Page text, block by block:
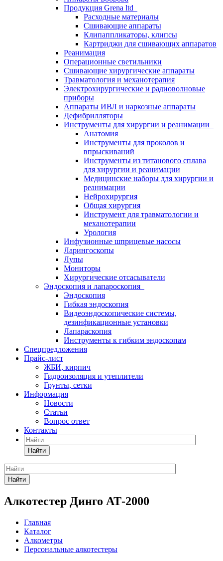
Продукция Grena ltd
Расходные материалы
Сшивающие аппараты
Клипаппликаторы, клипсы
Картриджи для сшивающих аппаратов
Реанимация
Операционные светильники
Сшивающие хирургические аппараты
Травматология и механотерапия
Электрохирургические и радиоволновые
приборы
Аппараты ИВЛ и наркозные аппараты
Дефибрилляторы
Инструменты для хирургии и реанимации
Анатомия
Инструменты для проколов и
впрыскиваний
Инструменты из титанового сплава
для хирургии и реанимации
Медицинские наборы для хирургии и
реанимации
Нейрохирургия
Общая хирургия
Инструмент для травматологии и
механотерапии
Урология
Инфузионные шприцевые насосы
Ларингоскопы
Лупы
Мониторы
Хирургические отсасыватели
Эндоскопия и лапароскопия
Эндоскопия
Гибкая эндоскопия
Видеоэндоскопические системы,
дезинфикационные установки
Лапараскопия
Инструменты к гибким эндоскопам
Спецпредложения
Прайс-лист
ЖБИ, кирпич
Гидроизоляция и утеплители
Грунты, сетки
Информация
Новости
Статьи
Вопрос ответ
Контакты
Найти
Найти
Алкотестер Динго АТ-2000
Главная
Каталог
Алкометры
Персональные алкотестеры